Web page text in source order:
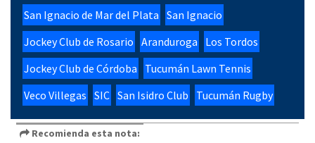
San Ignacio de Mar del Plata San Ignacio
Jockey Club de Rosario Aranduroga
Los Tordos
Jockey Club de Córdoba
Tucumán Lawn Tennis
Veco Villegas SIC San Isidro Club Tucumán Rugby
Recomienda esta nota: